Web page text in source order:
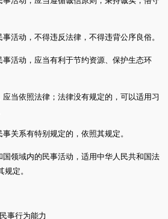
活动，不得违反法律，不得违背公序良俗。
活动，应当有利于节约资源、保护生态环
当依照法律；法律没有规定的，可以适用习
关系有特别规定的，依照其规定。
领域内的民事活动，适用中华人民共和国法
定。
事行为能力